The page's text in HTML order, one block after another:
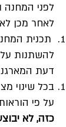
לפני המחנה
לאחר מכן
תכנית
להשתנות על
דעת
בכל שינוי
על פי
כזה, לא